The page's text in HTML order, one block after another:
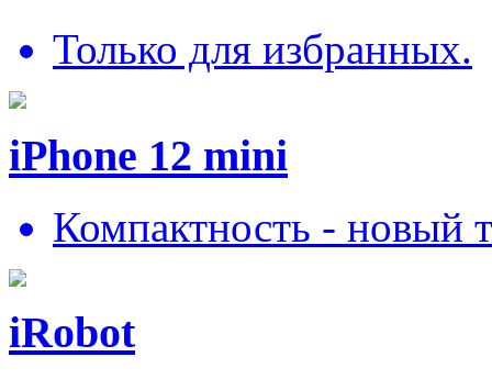
Только для избранных.
iPhone 12 mini
Компактность - новый
iRobot